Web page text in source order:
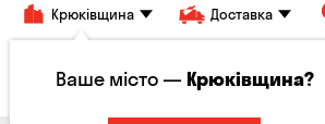
Крюківщина Доставка
Всі товари Пиво Сидр Вино
Ваше місто —Крюківщина?